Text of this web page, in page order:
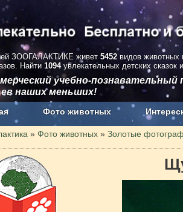
ЗООГАЛАКТИКЕ живет 5452 видов животных
Найти 1094увлекательных детских сказок и
учебно-
наших меньших!
Фото животных
Бесплатно и без рекламы
» Фото животных » Золотые